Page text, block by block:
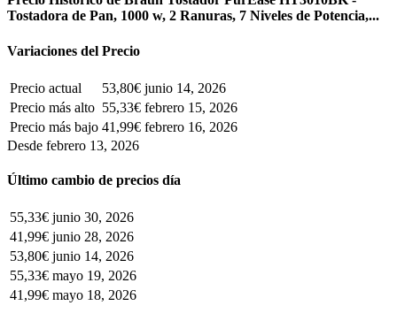
Tostadora de Pan, 1000 w, 2 Ranuras, 7 Niveles de Potencia,...
Variaciones del Precio
Precio actual 53,80€ junio 14, 2026
Precio más alto 55,33€ febrero 15, 2026
Precio más bajo 41,99€ febrero 16, 2026
Desde febrero 13, 2026
Último cambio de precios día
55,33€ junio 30, 2026
41,99€ junio 28, 2026
53,80€ junio 14, 2026
55,33€ mayo 19, 2026
41,99€ mayo 18, 2026